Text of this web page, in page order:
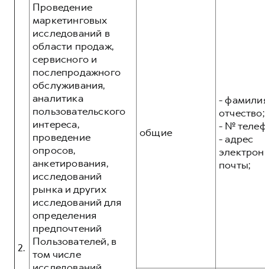
2.
Проведение
маркетинговых
исследований в
области продаж,
сервисного и
послепродажного
обслуживания,
аналитика
пользовательского
интереса,
проведение
опросов,
анкетирования,
исследований
рынка и других
исследований для
определения
предпочтений
Пользователей, в
том числе
общие
-
отчество;
- №
- адрес
почты;